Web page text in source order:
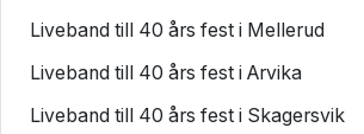
Liveband till 40 års fest i Mellerud
Liveband till 40 års fest i Arvika
Liveband till 40 års fest i Skagersvik